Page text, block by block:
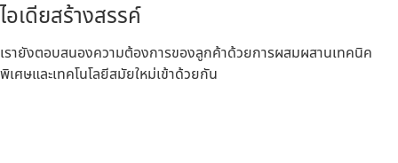
ไอเดียสร้างสรรค์
เรายังตอบสนองความต้องการของลูกค้าด้วยการผสมผสานเทคนิค
พิเศษและเทคโนโลยีสมัยใหม่เข้าด้วยกัน